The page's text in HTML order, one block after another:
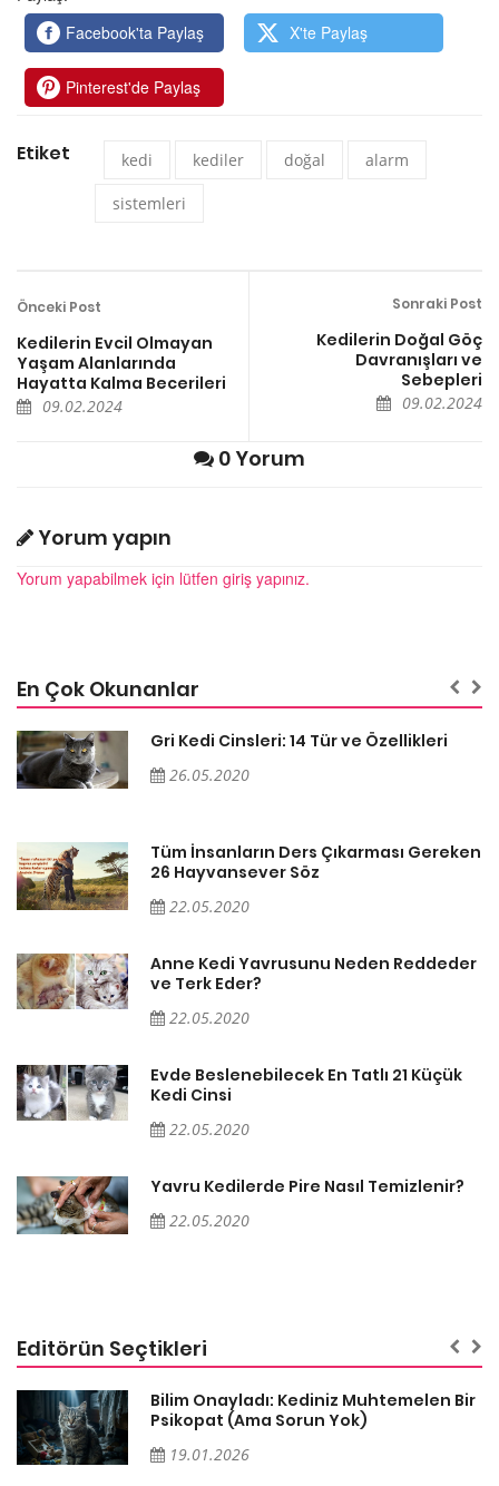
Facebook'ta Paylaş
X'te Paylaş
Pinterest'de Paylaş
Etiket kedi kediler doğal alarm
sistemleri
Önceki Post
Kedilerin Evcil Olmayan
Yaşam Alanlarında
Hayatta Kalma Becerileri
09.02.2024
Sonraki Post
Kedilerin Doğal Göç
Davranışları ve
Sebepleri
09.02.2024
0 Yorum
Yorum yapın
Yorum yapabilmek için lütfen giriş yapınız.
En Çok Okunanlar
Gri Kedi Cinsleri: 14 Tür ve Özellikleri
26.05.2020
Tüm İnsanların Ders Çıkarması Gereken
26 Hayvansever Söz
22.05.2020
Anne Kedi Yavrusunu Neden Reddeder
ve Terk Eder?
22.05.2020
Evde Beslenebilecek En Tatlı 21 Küçük
Kedi Cinsi
22.05.2020
Yavru Kedilerde Pire Nasıl Temizlenir?
22.05.2020
Editörün Seçtikleri
Bilim Onayladı: Kediniz Muhtemelen Bir
Psikopat (Ama Sorun Yok)
19.01.2026